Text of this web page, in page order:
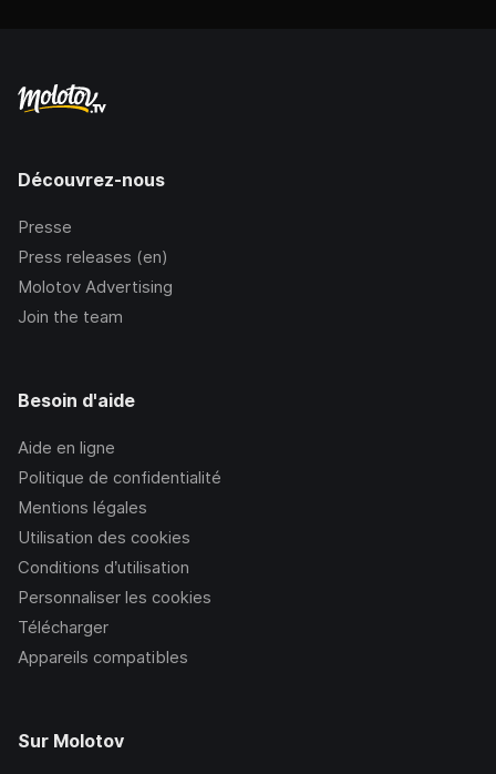
Découvrez-nous
Presse
Press releases (en)
Molotov Advertising
Join the team
Besoin d'aide
Aide en ligne
Politique de confidentialité
Mentions légales
Utilisation des cookies
Conditions d’utilisation
Personnaliser les cookies
Télécharger
Appareils compatibles
Sur Molotov